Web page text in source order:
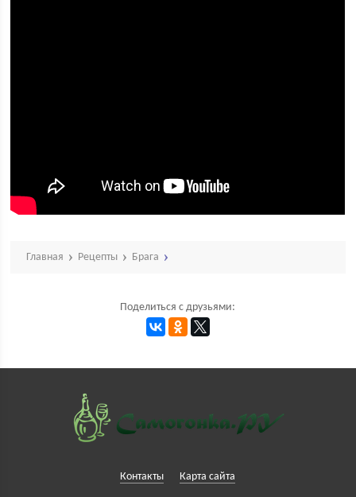
Главная Рецепты Брага
Поделиться с друзьями:
Контакты Карта сайта